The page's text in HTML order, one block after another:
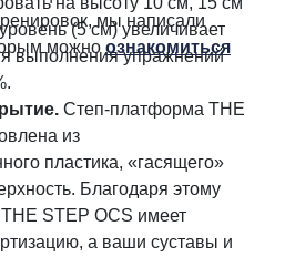
(5 см) увеличивает
выполнения упражнений
Степ-платформа THE
из
пластика, «гасящего»
Благодаря этому
STEP OCS имеет
а ваши суставы и
мы написали
можно ознакомиться